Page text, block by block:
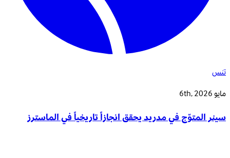
تنس
مايو 6th, 2026
سينر المتوّج في مدريد يحقق انجازاً تاريخياً في الماسترز